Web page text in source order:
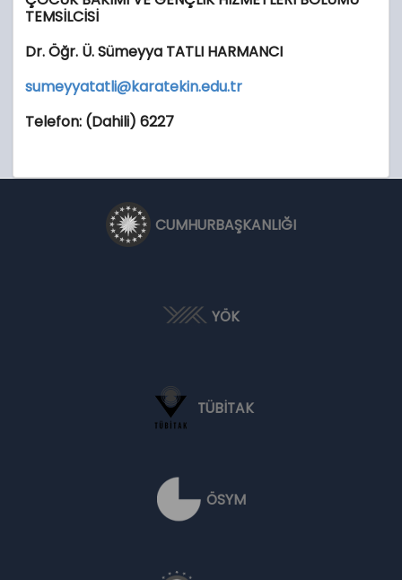
TEMSİLCİSİ
Dr. Öğr. Ü. Sümeyya TATLI HARMANCI
sumeyyatatli@karatekin.edu.tr
Telefon: (Dahili) 6227
CUMHURBAŞKANLIĞI
YÖK
TÜBİTAK
ÖSYM